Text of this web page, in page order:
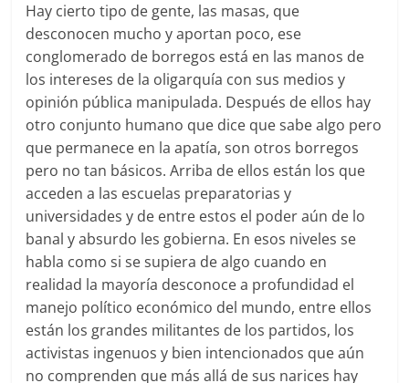
Hay cierto tipo de gente, las masas, que
desconocen mucho y aportan poco, ese
conglomerado de borregos está en las manos de
los intereses de la oligarquía con sus medios y
opinión pública manipulada. Después de ellos hay
otro conjunto humano que dice que sabe algo pero
que permanece en la apatía, son otros borregos
pero no tan básicos. Arriba de ellos están los que
acceden a las escuelas preparatorias y
universidades y de entre estos el poder aún de lo
banal y absurdo les gobierna. En esos niveles se
habla como si se supiera de algo cuando en
realidad la mayoría desconoce a profundidad el
manejo político económico del mundo, entre ellos
están los grandes militantes de los partidos, los
activistas ingenuos y bien intencionados que aún
no comprenden que más allá de sus narices hay